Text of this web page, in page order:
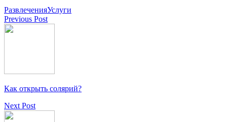
РазвлеченияУслуги
Previous Post
Как открыть солярий?
Next Post